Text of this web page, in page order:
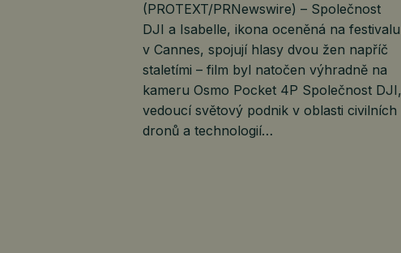
(PROTEXT/PRNewswire) – Společnost
DJI a Isabelle, ikona oceněná na festivalu
v Cannes, spojují hlasy dvou žen napříč
staletími – film byl natočen výhradně na
kameru Osmo Pocket 4P Společnost DJI,
vedoucí světový podnik v oblasti civilních
dronů a technologií…